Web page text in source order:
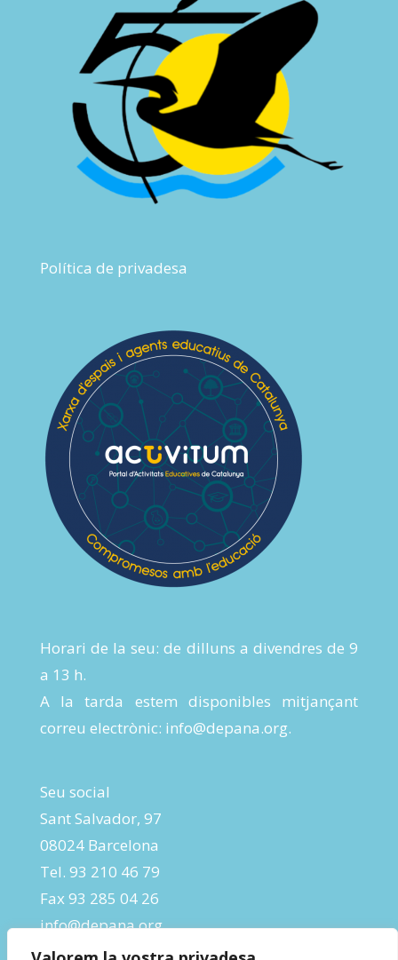
Política de privadesa
Horari de la seu: de dilluns a divendres de 9
a 13 h.
A la tarda estem disponibles mitjançant
correu electrònic: info@depana.org.
Seu social
Sant Salvador, 97
08024 Barcelona
Tel. 93 210 46 79
Fax 93 285 04 26
info@depana.org